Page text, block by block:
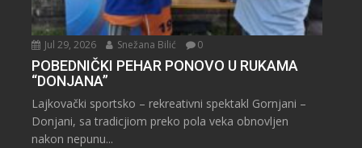
Jul 29, 2026 Snežana Bilić 0
POBEDNIČKI PEHAR PONOVO U RUKAMA
“DONJANA”
Lajkovački sportsko – rekreativni spektakl Gornjani –
Donjani, sa tradicjiom preko pola veka obnovljen
nakon nepunu...